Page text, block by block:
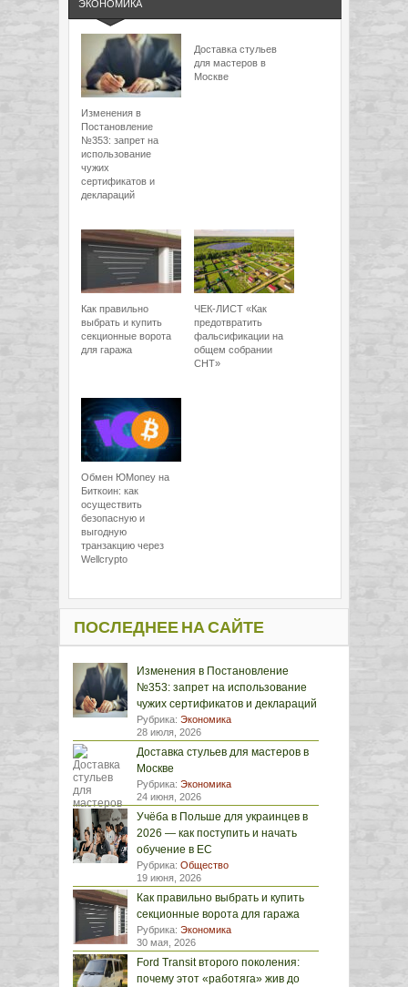
ЭКОНОМИКА
Изменения в
Постановление
№353: запрет на
использование
чужих
сертификатов и
деклараций
Доставка стульев
для мастеров в
Москве
Как правильно
выбрать и купить
секционные ворота
для гаража
ЧЕК-ЛИСТ «Как
предотвратить
фальсификации на
общем собрании
СНТ»
Обмен ЮMoney на
Биткоин: как
осуществить
безопасную и
выгодную
транзакцию через
Wellcrypto
ПОСЛЕДНЕЕ НА САЙТЕ
Изменения в Постановление
№353: запрет на использование
чужих сертификатов и деклараций
Рубрика: Экономика
28 июля, 2026
Доставка стульев для мастеров в
Москве
Рубрика: Экономика
24 июня, 2026
Учёба в Польше для украинцев в
2026 — как поступить и начать
обучение в ЕС
Рубрика: Общество
19 июня, 2026
Как правильно выбрать и купить
секционные ворота для гаража
Рубрика: Экономика
30 мая, 2026
Ford Transit второго поколения:
почему этот «работяга» жив до